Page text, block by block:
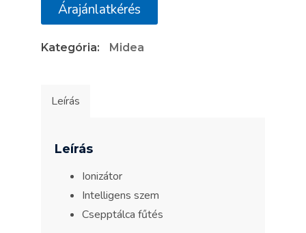
Pro
18-
Árajánlatkérés
Kategória: Midea
Leírás
Leírás
Ionizátor
Intelligens szem
Csepptálca fűtés